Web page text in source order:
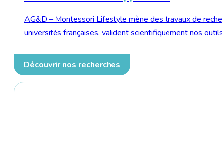
AG&D – Montessori Lifestyle mène des travaux de
universités françaises, valident scientifiquement nos
Découvrir nos recherches